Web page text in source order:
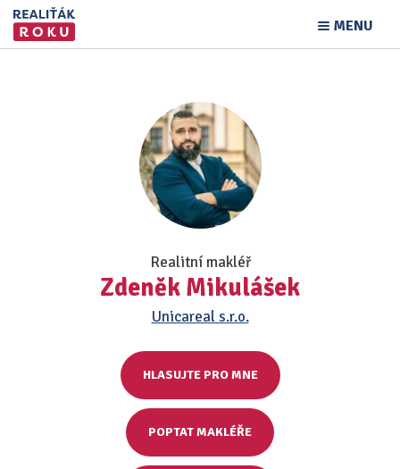
MENU
Realitní makléř
Zdeněk Mikulášek
Unicareal s.r.o.
HLASUJTE PRO MNE
POPTAT MAKLÉŘE